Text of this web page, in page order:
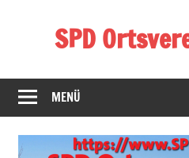
SPD
des
SPD-
MENÜ